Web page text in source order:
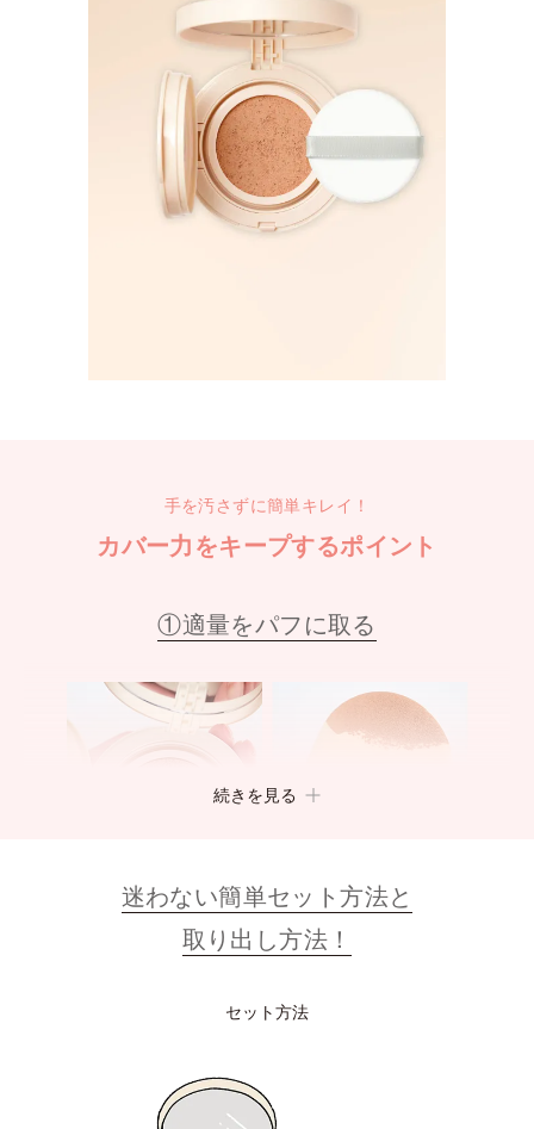
手を汚さずに簡単キレイ！
カバー力をキープするポイント
①適量をパフに取る
ションを取り、一気にカバーするのではなく、仕上がりを確認し
続きを見る
迷わない簡単セット方法と
取り出し方法！
セット方法